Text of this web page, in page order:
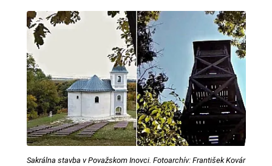
Regióny
Sakrálna stavba v Považskom Inovci. Fotoarchív: František Kovár